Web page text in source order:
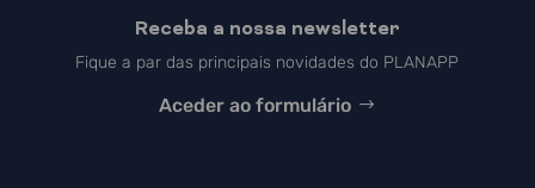
Receba a nossa newsletter
Fique a par das principais novidades do PLANAPP
Aceder ao formulário